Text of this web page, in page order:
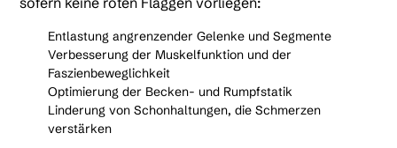
Entlastung angrenzender Gelenke und Segmente
Verbesserung der Muskelfunktion und der
Faszienbeweglichkeit
Optimierung der Becken- und Rumpfstatik
Linderung von Schonhaltungen, die Schmerzen
verstärken